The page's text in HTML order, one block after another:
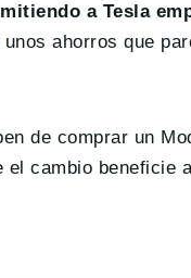
a Tesla
ahorros que
de comprar un
cambio beneficie